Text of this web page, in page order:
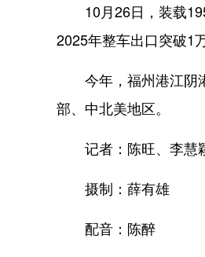
10月26日，装载
2025年整车出口突破1万
今年，福州港江阴港
部、中北美地区。
记者：陈旺、李慧
摄制：薛有雄
配音：陈醉